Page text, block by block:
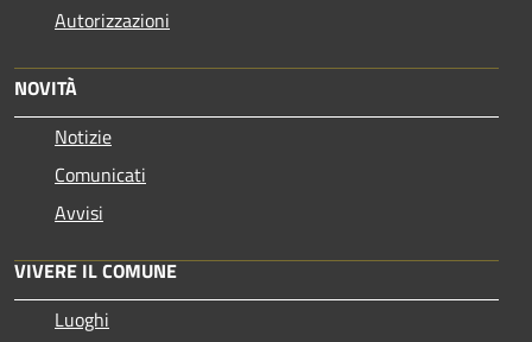
Autorizzazioni
NOVITÀ
Notizie
Comunicati
Avvisi
VIVERE IL COMUNE
Luoghi